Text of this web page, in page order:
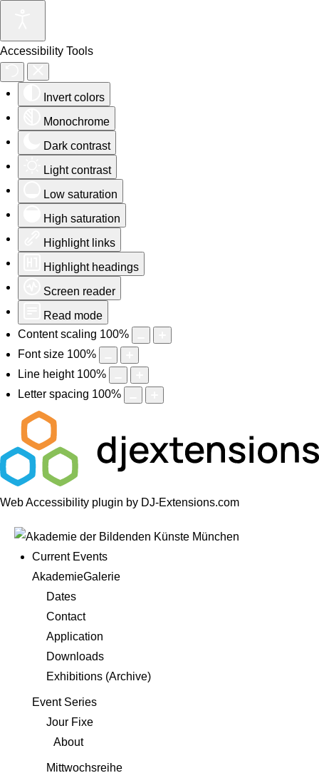
Accessibility Tools
Invert colors
Monochrome
Dark contrast
Light contrast
Low saturation
High saturation
Highlight links
Highlight headings
Screen reader
Read mode
Content scaling 100%
Font size 100%
Line height 100%
Letter spacing 100%
Web Accessibility plugin by DJ-Extensions.com
Current Events
AkademieGalerie
Dates
Contact
Application
Downloads
Exhibitions (Archive)
Event Series
Jour Fixe
About
Mittwochsreihe